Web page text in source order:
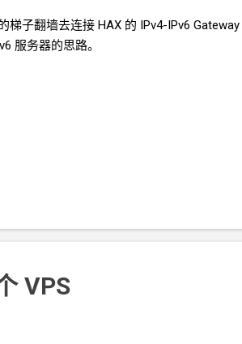
梯子翻墙去连接 HAX 的 IPv4-IPv6 Gateway
服务器的思路。
VPS